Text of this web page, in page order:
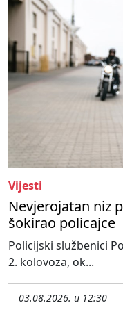
Vijesti
Nevjerojatan niz
šokirao policajce
Policijski službenici
2. kolovoza, ok...
03.08.2026. u 12:30